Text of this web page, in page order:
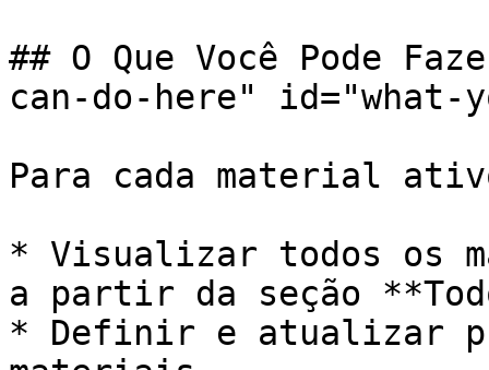
## O Que Você Pode
can-do-here" id="what-
Para cada material
* Visualizar todos os
a partir da seção
* Definir e atualizar